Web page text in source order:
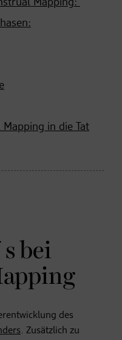
Mapping:
in die Tat
bei
des
. Zusätzlich zu